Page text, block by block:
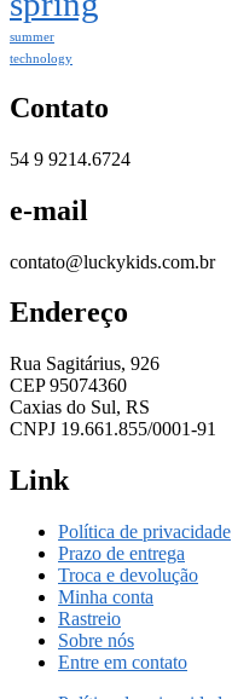
summer
technology
Contato
54 9 9214.6724
e-mail
contato@luckykids.com.br
Endereço
Rua Sagitárius, 926
CEP 95074360
Caxias do Sul, RS
CNPJ 19.661.855/0001-91
Link
Política de privacidade
Prazo de entrega
Troca e devolução
Minha conta
Rastreio
Sobre nós
Entre em contato